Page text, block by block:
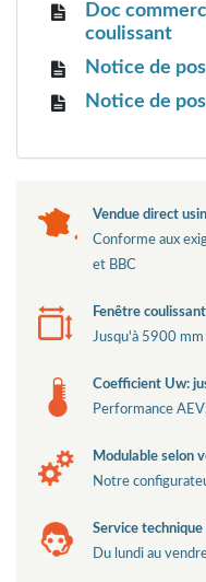
Doc
coulissant
Notice de
Notice de
Vendue direct
Conforme aux
et BBC
Fenêtre
Jusqu'à 5900
Coefficient Uw:
Performance
Modulable selon
Notre
Service
Du lundi au